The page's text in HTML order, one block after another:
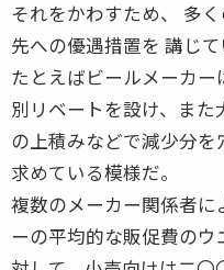
それをかわすため、 多
先への優遇措置を 講じて
たとえばビールメーカ
別リベートを設け、ま
の上積みなどで減少分
求めている模様だ。
複数のメーカー関係者に
ーの平均的な販促費の